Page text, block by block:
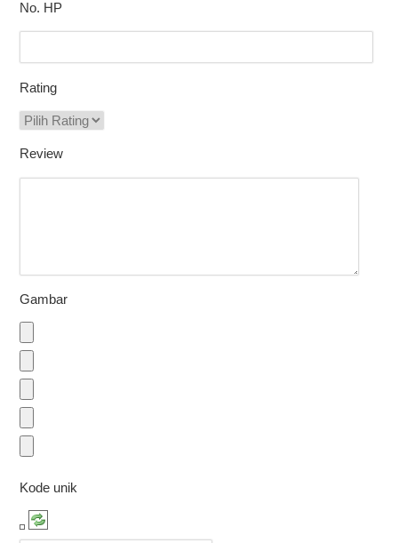
No. HP
Rating
Review
Gambar
Kode unik